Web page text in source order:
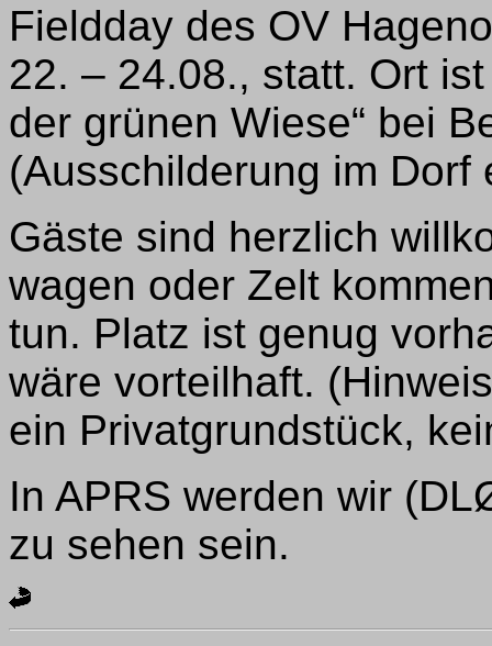
Fieldday des OV
22. – 24.08., statt. Ort
der grünen Wiese“ bei
(Ausschilderung im Dorf
Gäste sind herzlich
wagen oder Zelt
tun. Platz ist genug
wäre vorteilhaft.
ein Privatgrundstück,
In APRS werden wir
zu sehen sein.